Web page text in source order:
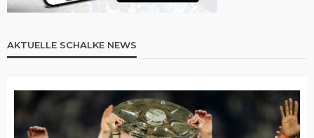
AKTUELLE SCHALKE NEWS